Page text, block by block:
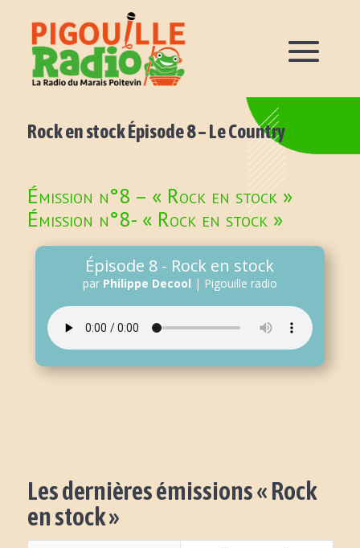
Rock en stock Épisode 8 – Le Country
Émission n°8 – « Rock en stock »
Émission n°8- « Rock en stock »
Épisode 8 - Rock en stock
par Philippe Decool | Pigouille radio
Les dernières émissions « Rock
en stock »